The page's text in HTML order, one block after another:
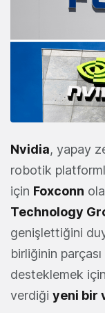
Nvidia, yapay
robotik
için Foxconn
Technology
genişlettiğini
birliğinin
desteklemek
verdiği yeni bir